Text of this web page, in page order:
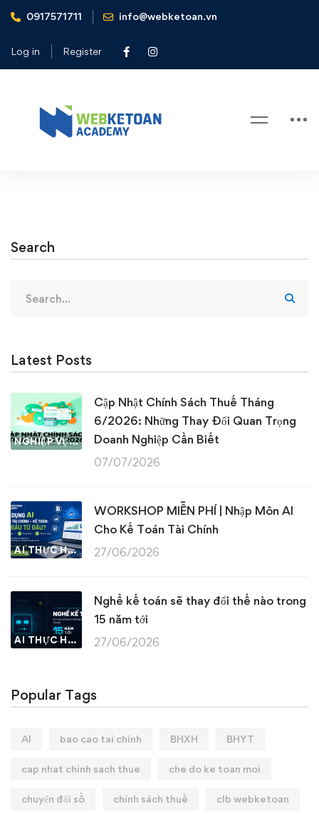
0917571711 info@webketoan.vn
Log in Register
Home #webketoan.vn
Tag: #webketoan.vn
Search
for:
Latest Posts
NGHIỆP VỤ KẾ TOÁN & THUẾ
Cập Nhật Chính Sách Thuế Tháng
6/2026: Những Thay Đổi Quan Trọng
Doanh Nghiệp Cần Biết
07/07/2026
AI THỰC HÀNH
WORKSHOP MIỄN PHÍ | Nhập Môn AI
Cho Kế Toán Tài Chính
27/06/2026
AI THỰC HÀNH
Nghề kế toán sẽ thay đổi thế nào trong
15 năm tới
27/06/2026
Popular Tags
AI bao cao tai chinh BHXH BHYT
cap nhat chinh sach thue che do ke toan moi
chuyển đổi số chính sách thuế clb webketoan